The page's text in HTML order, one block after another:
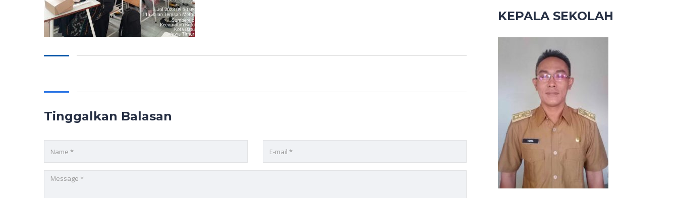
Tinggalkan Balasan
KEPALA SEKOLAH